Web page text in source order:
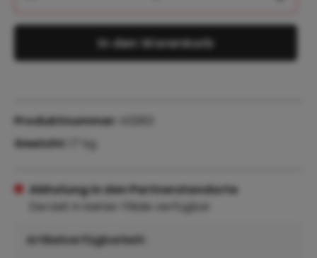
In den Warenkorb
Abholung in den Partnerstandorte
Derzeit in keiner Filiale verfügbar
Artikelverfügbarkeit:
Produktnummer:
Gewicht:
17 kg